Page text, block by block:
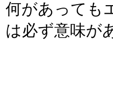
何があっても
は必ず意味が